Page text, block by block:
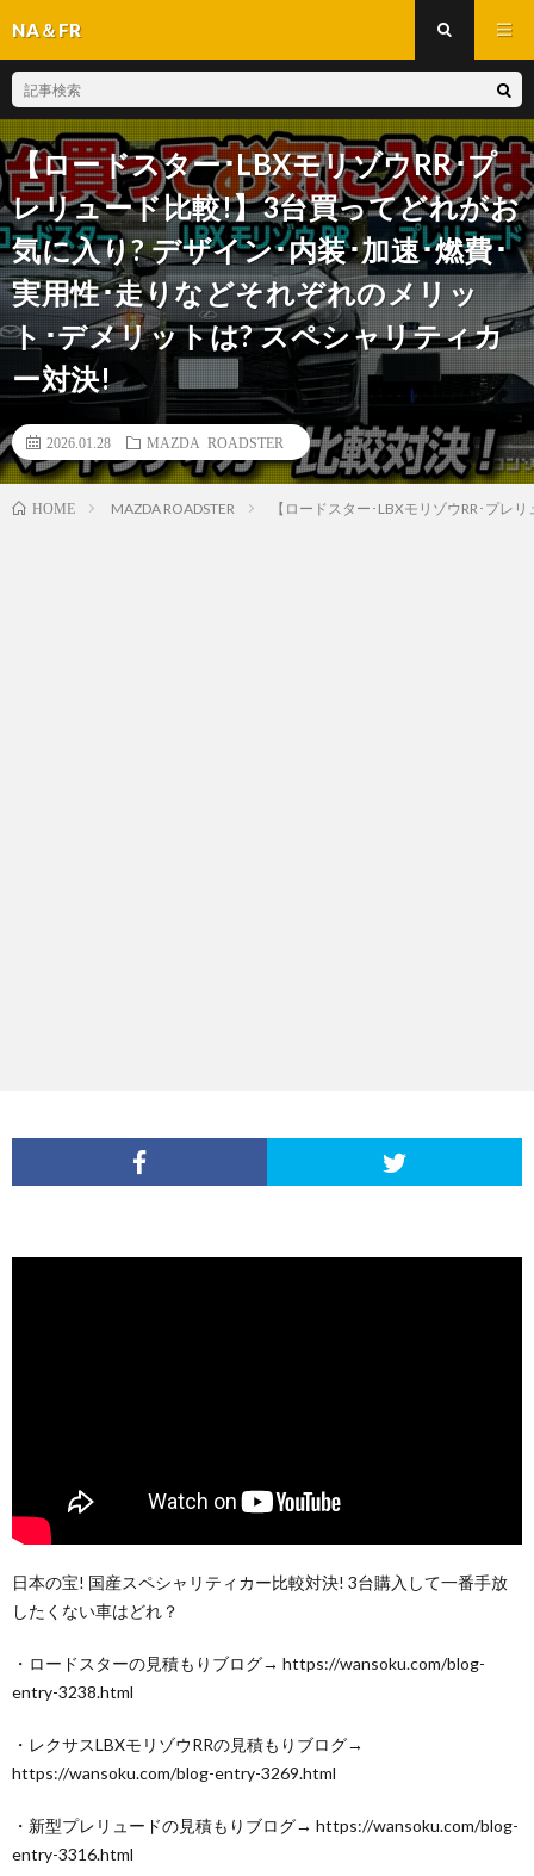
NA＆FR
【ロードスター･LBXモリゾウRR･プ
レリュード比較!】3台買ってどれがお
気に入り? デザイン･内装･加速･燃費･
実用性･走りなどそれぞれのメリッ
ト･デメリットは? スペシャリティカ
ー対決!
2026.01.28 MAZDA ROADSTER
HOME MAZDA ROADSTER 【ロードスター･LBXモリゾウRR･プレ
日本の宝! 国産スペシャリティカー比較対決! 3台購入して一番手放
したくない車はどれ？
・ロードスターの見積もりブログ→ https://wansoku.com/blog-
entry-3238.html
・レクサスLBXモリゾウRRの見積もりブログ→
https://wansoku.com/blog-entry-3269.html
・新型プレリュードの見積もりブログ→ https://wansoku.com/blog-
entry-3316.html